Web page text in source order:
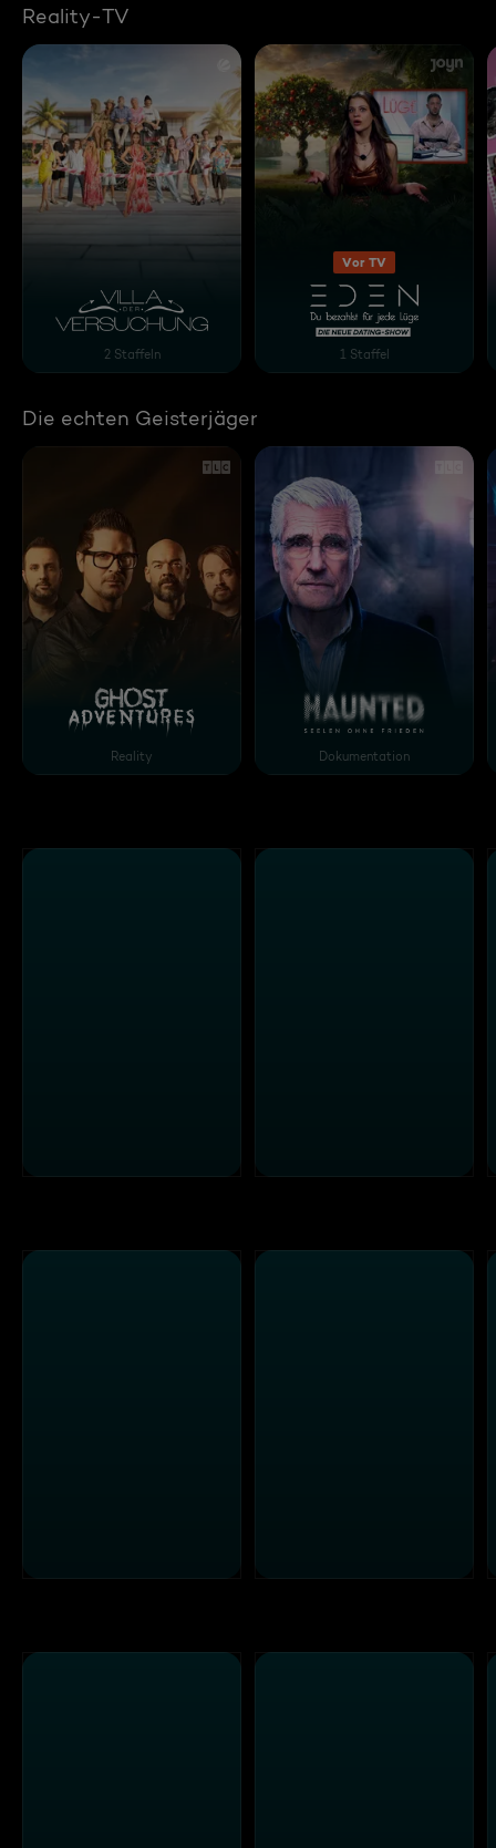
Reality-TV
Villa der Versuchung
2 Staffeln
Vor TV
Eden - Du bezahlst für
1 Staffel
Die echten Geisterjäger
Ghost Adventures
Reality
Haunted - Seelen ohne
Dokumentation